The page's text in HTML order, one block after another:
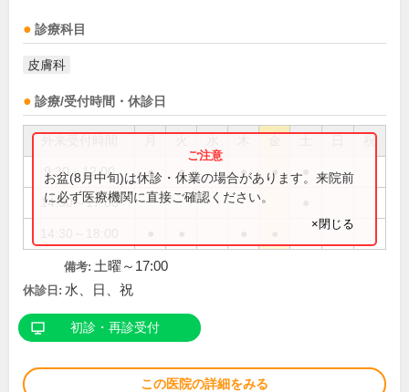
診療科目
皮膚科
診療/受付時間・休診日
祝
9:30～12:00 ● ● ● ●
14:30～17:00
お盆(8月中旬)は休診・休業の場合があります。来院前
に必ず医療機関に直接ご確認ください。
×閉じる
備考: 土曜～17:00
休診日: 水、日、祝
初診・再診受付
この医院の詳細をみる